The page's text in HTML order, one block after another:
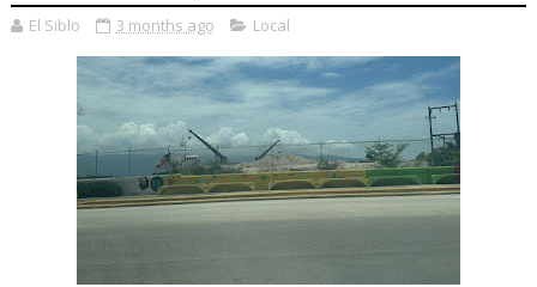
El Siblo 3 months ago Local